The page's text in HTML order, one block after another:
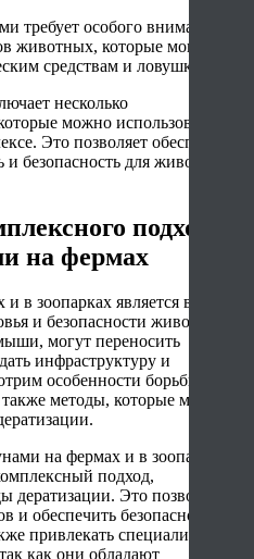
требует особого внимания
животных, которые могут
средствам и ловушкам.
несколько
можно использовать как
Это позволяет обеспечить
безопасность для животных и
подхода
на фермах
в зоопарках является важной
и безопасности животных.
могут переносить
инфраструктуру и
особенности борьбы с
методы, которые можно
на фермах и в зоопарках
подход,
Это позволяет
и обеспечить безопасность
привлекать специалистов
как они обладают